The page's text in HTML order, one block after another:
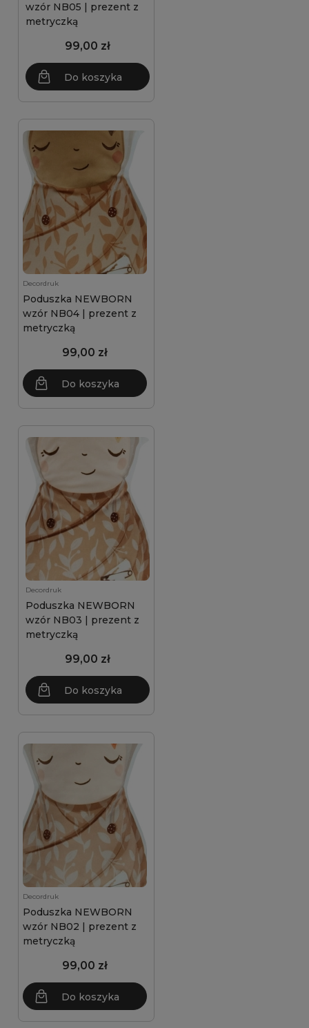
wzór NB05 | prezent z
metryczką
99,00 zł
Do koszyka
Decordruk
Poduszka NEWBORN
wzór NB04 | prezent z
metryczką
99,00 zł
Do koszyka
Decordruk
Poduszka NEWBORN
wzór NB03 | prezent z
metryczką
99,00 zł
Do koszyka
Decordruk
Poduszka NEWBORN
wzór NB02 | prezent z
metryczką
99,00 zł
Do koszyka